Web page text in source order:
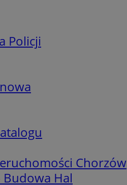
Policji
Chorzów
Hal